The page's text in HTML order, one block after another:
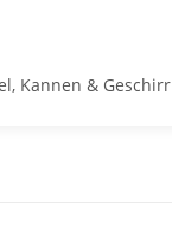
Kannen & Geschirr